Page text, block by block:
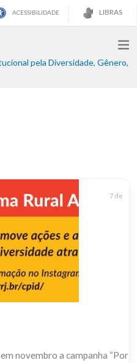
ACESSIBILIDADE LIBRAS
pela Diversidade, Gênero,
7 de
novembro a campanha “Por